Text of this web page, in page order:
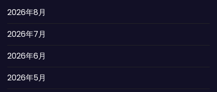
2026年8月
2026年7月
2026年6月
2026年5月